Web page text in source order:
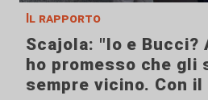
Il rapporto
Scajola: "Io e Bucci?
ho promesso che gli
sempre vicino. Con